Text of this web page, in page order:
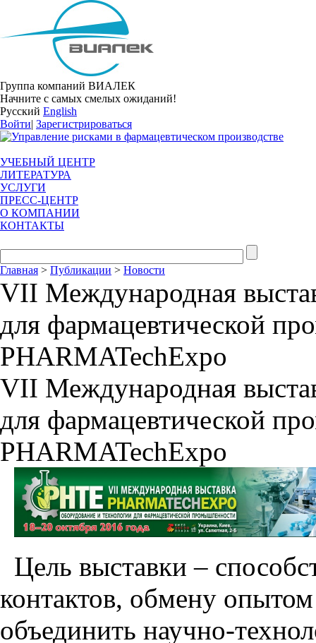
Группа компаний ВИАЛЕК
Начните с самых смелых ожиданий!
Русский English
Войти| Зарегистрироваться
УЧЕБНЫЙ ЦЕНТР
ЛИТЕРАТУРА
УСЛУГИ
ПРЕСС-ЦЕНТР
О КОМПАНИИ
КОНТАКТЫ
Главная > Публикации > Новости
VII Международная
для фармацевтической
PHARMATechExpo
VII Международная
для фармацевтической
PHARMATechExpo
Цель выставки –
контактов, обмену
объединить научно-